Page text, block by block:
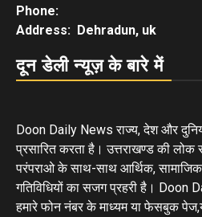
Phone:
Address: Dehradun, uk
दून डेली न्यूज़ के बारे में
Doon Daily News राज्य, देश और
प्रसारित करता है। उत्तराखण्ड की लोक
परंपराओ के साथ-साथ आर्थिक, सामाजिक
गतिविधियों का सजग प्रहरी है।
हमारे फोन नंबर के माध्यम या फेसबुक